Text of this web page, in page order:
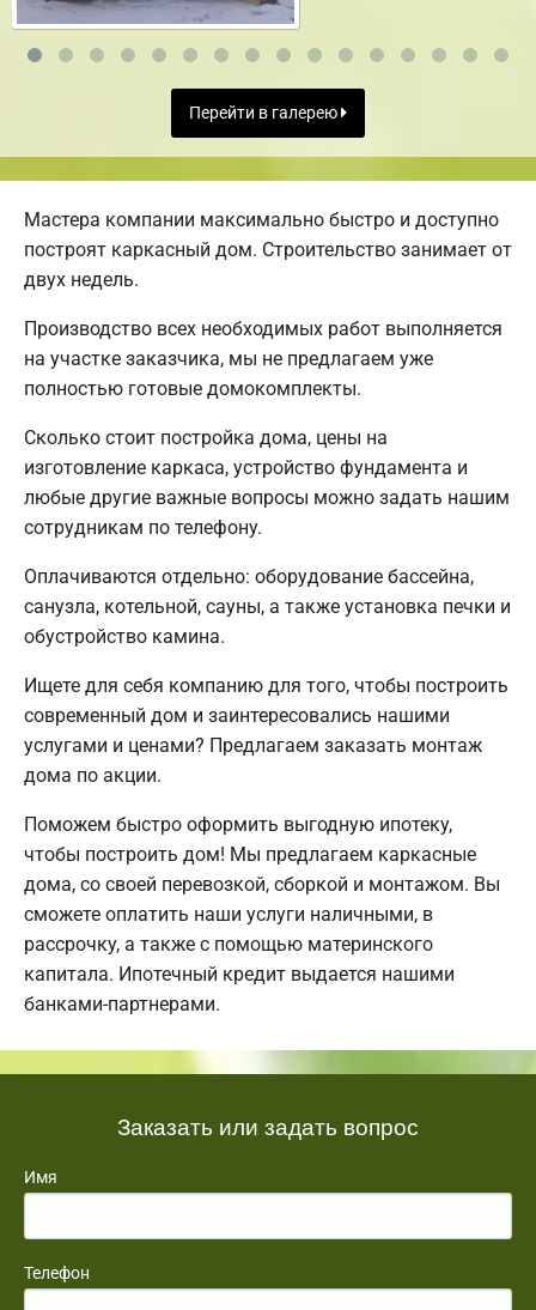
Перейти в галерею
Мастера компании максимально быстро и доступно
построят каркасный дом. Строительство занимает от
двух недель.
Производство всех необходимых работ выполняется
на участке заказчика, мы не предлагаем уже
полностью готовые домокомплекты.
Сколько стоит постройка дома, цены на
изготовление каркаса, устройство фундамента и
любые другие важные вопросы можно задать нашим
сотрудникам по телефону.
Оплачиваются отдельно: оборудование бассейна,
санузла, котельной, сауны, а также установка печки и
обустройство камина.
Ищете для себя компанию для того, чтобы построить
современный дом и заинтересовались нашими
услугами и ценами? Предлагаем заказать монтаж
дома по акции.
Поможем быстро оформить выгодную ипотеку,
чтобы построить дом! Мы предлагаем каркасные
дома, со своей перевозкой, сборкой и монтажом. Вы
сможете оплатить наши услуги наличными, в
рассрочку, а также с помощью материнского
капитала. Ипотечный кредит выдается нашими
банками-партнерами.
Заказать или задать вопрос
Имя
Телефон